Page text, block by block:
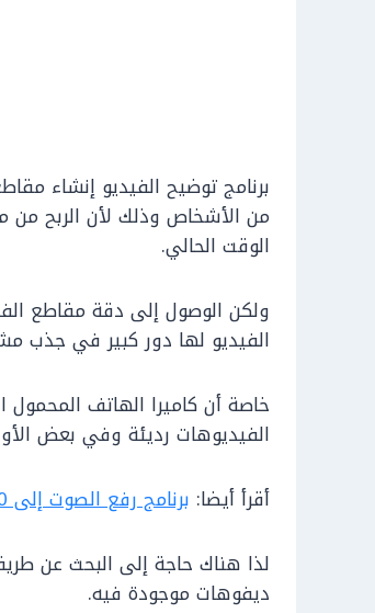
برنامج توضيح الفيديو إنشاء
من الأشخاص وذلك لأن الربح من
الوقت الحالي.
ولكن الوصول إلى دقة مقاطع
الفيديو لها دور كبير في جذب
خاصة أن كاميرا الهاتف
الفيديوهات رديئة وفي بعض
أقرأ أيضا: برنامج رفع الصوت إلى 1000
لذا هناك حاجة إلى البحث عن
ديفوهات موجودة فيه.